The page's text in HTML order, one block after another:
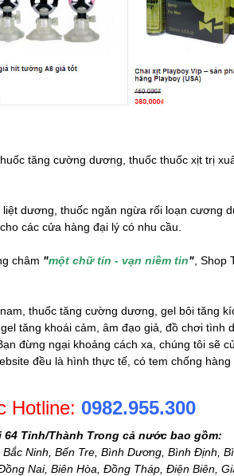
tăng cường dương, thuốc thuốc xịt trị
dương, thuốc ngăn ngừa rối loạn cương
cho các cửa hàng đại lý có nhu cầu.
châm "một chữ tín - vạn niềm tin" , Shop
thuốc tăng cường dương, gel bôi tăng
tăng khoái cảm,âm đạo giả , đồ chơi tình
Bạn đừng ngại khoảng cách xa, chúng tôi sẽ
đều là hình thực tế, có tem chống hàng
Hotline: 0982.955.300
Tỉnh/Thành Trong cả nước bao gồm:
Ninh, Bến Tre, Bình Dương, Bình Định,
Nai, Biên Hòa, Đồng Tháp, Điện Biên,